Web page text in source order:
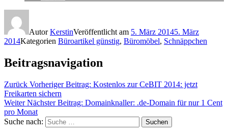
AutorKerstinVeröffentlicht am 5. März 20145. März
2014Kategorien Büroartikel günstig, Büromöbel, Schnäppchen
Beitragsnavigation
Zurück Vorheriger Beitrag: Kostenlos zur CeBIT 2014: jetzt
Freikarten sichern
Weiter Nächster Beitrag: Domainknaller: .de-Domain für nur 1 Cent
pro Monat
Suche nach:
Suchen